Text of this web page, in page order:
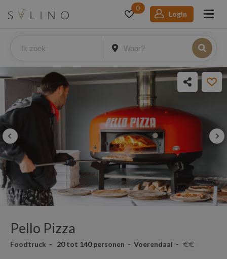
0
Login
Pello Pizza
Foodtruck - 20 tot 140 personen - Voerendaal -